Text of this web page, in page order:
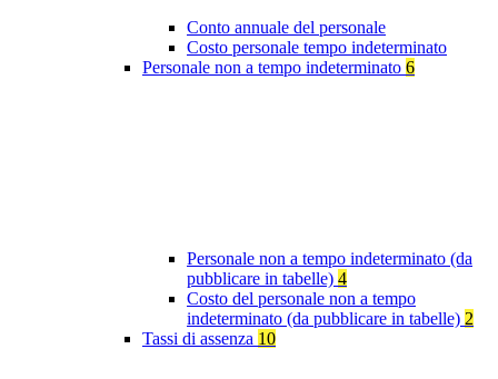
Conto annuale del personale
Costo personale tempo indeterminato
Personale non a tempo indeterminato 6
Personale non a tempo indeterminato (da
pubblicare in tabelle) 4
Costo del personale non a tempo
indeterminato (da pubblicare in tabelle) 2
Tassi di assenza 10